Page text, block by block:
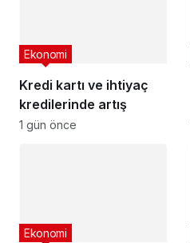
Kredi kartı ve ihtiyaç
kredilerinde artış
Ekonomi
1 gün önce
Ekonomi